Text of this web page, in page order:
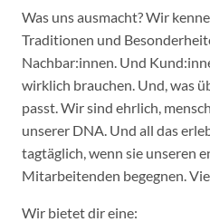
Was uns ausmacht? Wir
Traditionen und
Nachbar:innen. Und
wirklich brauchen. Und, was
passt. Wir sind ehrlich,
unserer DNA. Und all das
tagtäglich, wenn sie unseren
Mitarbeitenden begegnen.
Wir bietet dir eine: